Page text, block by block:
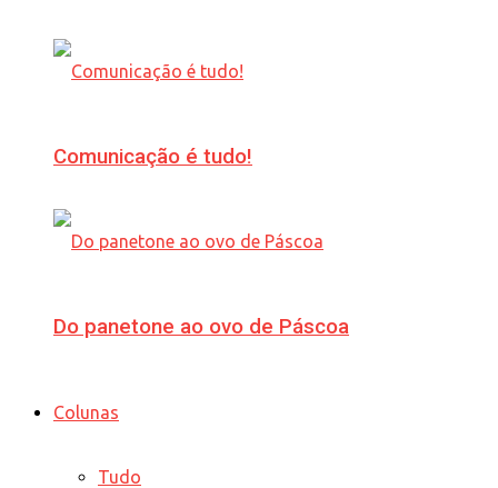
Comunicação é tudo!
Do panetone ao ovo de Páscoa
Colunas
Tudo